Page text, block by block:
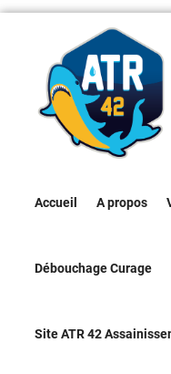
Accueil A propos
Débouchage Curage
Site ATR 42